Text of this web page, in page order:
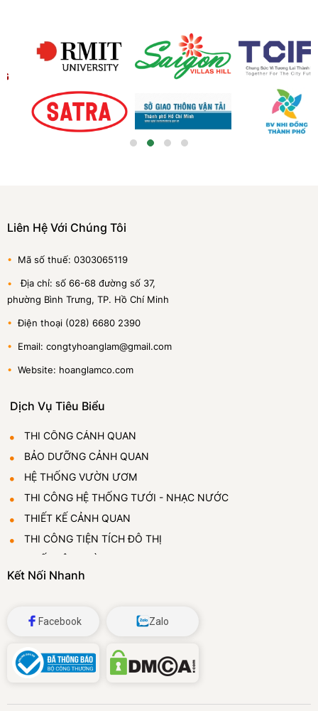
Liên Hệ Với Chúng Tôi
• Mã số thuế: 0303065119
• Địa chỉ: số 66-68 đường số 37,
phường Bình Trưng, TP. Hồ Chí Minh
• Điện thoại (028) 6680 2390
• Email: congtyhoanglam@gmail.com
• Website: hoanglamco.com
Dịch Vụ Tiêu Biểu
THI CÔNG CẢNH QUAN
BẢO DƯỠNG CẢNH QUAN
HỆ THỐNG VƯỜN ƯƠM
THI CÔNG HỆ THỐNG TƯỚI - NHẠC NƯỚC
THIẾT KẾ CẢNH QUAN
THI CÔNG TIỆN TÍCH ĐÔ THỊ
CUNG CẤP VÀ CHO THUÊ CÂY CẢNH
Kết Nối Nhanh
Facebook Zalo